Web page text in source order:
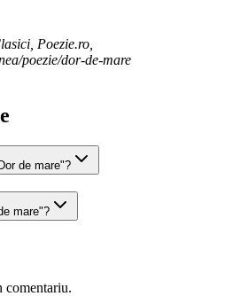
Poezie.ro,
poezie/dor-de-mare
de mare"?
mare"?
comentariu.